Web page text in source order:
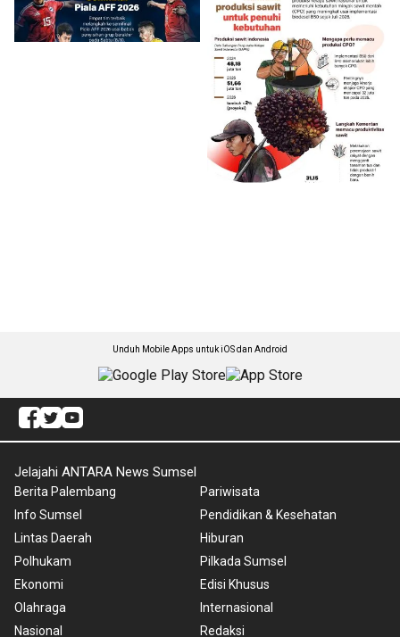
Unduh Mobile Apps untuk iOS dan Android
Jelajahi ANTARA News Sumsel
Berita Palembang
Info Sumsel
Lintas Daerah
Polhukam
Ekonomi
Olahraga
Nasional
Pariwisata
Pendidikan & Kesehatan
Hiburan
Pilkada Sumsel
Edisi Khusus
Internasional
Redaksi